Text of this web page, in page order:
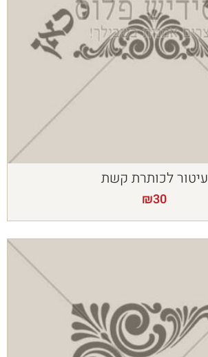
עיטור לכותרת קשת
₪30